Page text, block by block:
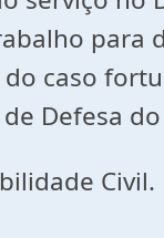
para
do caso
Defesa